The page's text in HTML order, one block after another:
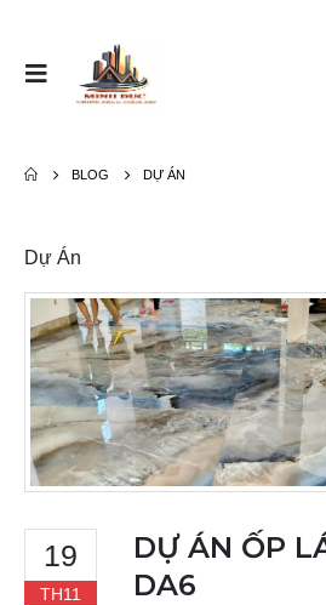
BLOG DỰ ÁN
Dự Án
19
TH11
DỰ ÁN ỐP
DA6